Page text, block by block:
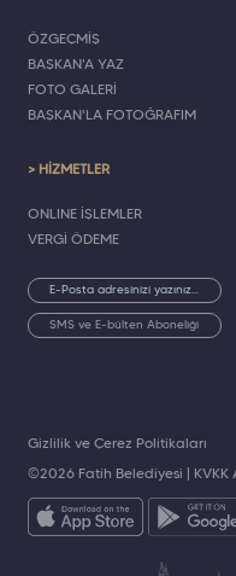
ÖZGEÇMİŞ
BAŞKAN'A YAZ
FOTO GALERİ
BAŞKAN'LA FOTOĞRAFIM
> HİZMETLER
ONLINE İŞLEMLER
VERGİ ÖDEME
SMS ve E-bülten Aboneliği
©2026 Fatih Belediyesi | KVKK
Gizlilik ve Çerez Politikaları